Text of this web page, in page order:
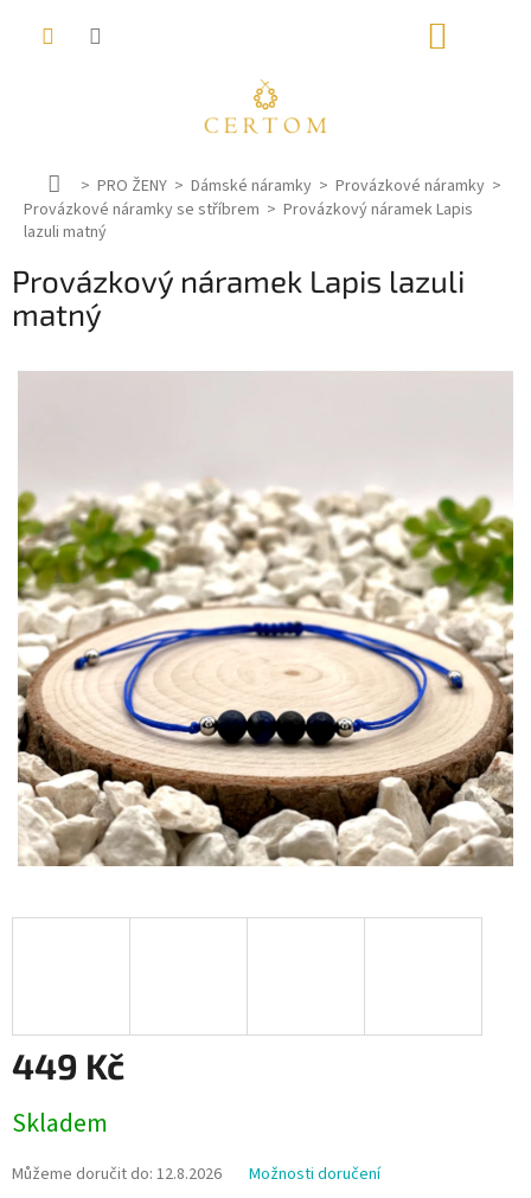
D
o
m
PRO ŽENY Dámské náramky
Provázkové náramky
Provázkové náramky se stříbrem
Provázkový náramek Lapis
lazuli matný
Provázkový náramek Lapis lazuli
matný
449 Kč
cena:
Skladem
Můžeme doručit do: 12.8.2026 Možnosti doručení